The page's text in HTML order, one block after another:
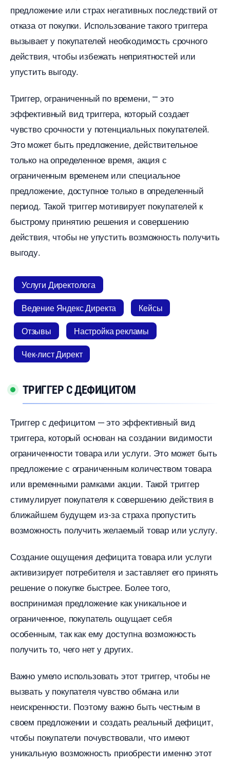
предложение или страх негативных последствий от
отказа от покупки. Использование такого триггера
ызывает у покупателей необходимость срочного
действия, чтобы избежать неприятностей или
упустить выгоду.​
Триггер, ограниченный по времени, ⎻ это
эффективный вид триггера, который создает
чувство срочности у потенциальных покупателей.​
Это может быть предложение, действительное
только на определенное время, акция с
ограниченным временем или специальное
предложение, доступное только в определенный
период.​ Такой триггер мотивирует покупателей к
ыстрому принятию решения и совершению
действия, чтобы не упустить возможность получить
ыгоду.​
Услуги Директолога
едение Яндекс Директа
Кейсы
Отзывы
Настройка рекламы
Чек-лист Директ
ТРИГГЕР С ДЕФИЦИТОМ
Триггер с дефицитом ─ это эффективный вид
триггера, который основан на создании видимости
ограниченности товара или услуги.​ Это может быть
предложение с ограниченным количеством товара
или временными рамками акции.​ Такой триггер
стимулирует покупателя к совершению действия
лижайшем будущем из-за страха пропустить
озможность получить желаемый товар или услугу.​
Создание ощущения дефицита товара или услуги
активизирует потребителя и заставляет его принять
решение о покупке быстрее.​ Более того,
оспринимая предложение как уникальное и
ограниченное, покупатель ощущает себя
особенным, так как ему доступна возможность
получить то, чего нет у других.​
ажно умело использовать этот триггер, чтобы не
ызвать у покупателя чувство обмана или
неискренности.​ Поэтому важно быть честным
своем предложении и создать реальный дефицит,
чтобы покупатели почувствовали, что имеют
уникальную возможность приобрести именно этот